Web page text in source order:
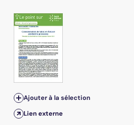
Ajouter à la sélection
Lien externe